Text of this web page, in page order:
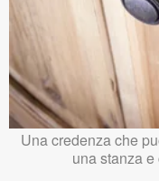
Una credenza che
una stanza